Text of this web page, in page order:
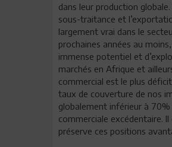
dans leur production
sous-traitance et
largement vrai dans le
prochaines années au
immense potentiel et
marchés en Afrique et
commercial est le plus
taux de couverture de nos
globalement inférieur à 70%
commerciale excédentaire.
préserve ces positions